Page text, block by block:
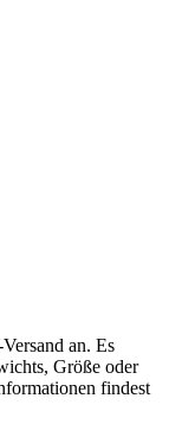
an. Es
Größe oder
findest